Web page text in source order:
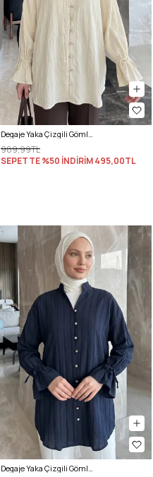
Degaje Yaka Çizgili Gömlek Y0121 - TEREYAĞ SARISI
989,99TL
SEPETTE %50 İNDİRİM495,00TL
Degaje Yaka Çizgili Gömlek Y0121 - LACİVERT